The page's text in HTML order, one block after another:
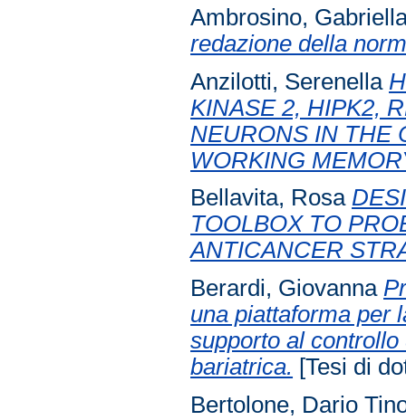
Ambrosino,
redazione della
Anzilotti, Serenella
KINASE 2, HIPK2,
NEURONS IN THE
WORKING
Bellavita, Rosa
TOOLBOX TO
ANTICANCER
Berardi, Giovanna
una piattaforma per
supporto al
bariatrica. [Tesi di
Bertolone, Dario